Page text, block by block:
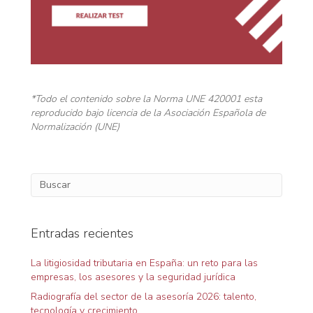
*Todo el contenido sobre la Norma UNE 420001 esta
reproducido bajo licencia de la Asociación Española de
Normalización (UNE)
Entradas recientes
La litigiosidad tributaria en España: un reto para las
empresas, los asesores y la seguridad jurídica
Radiografía del sector de la asesoría 2026: talento,